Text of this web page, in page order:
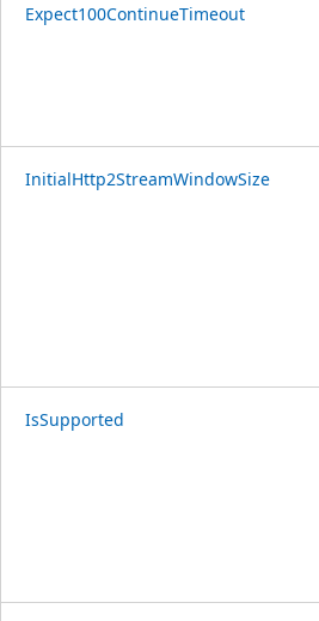
Expect100ContinueTimeout
InitialHttp2StreamWindowSize
IsSupported